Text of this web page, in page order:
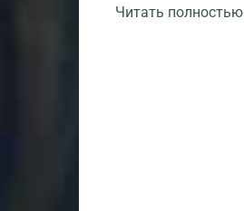
Читать полностью